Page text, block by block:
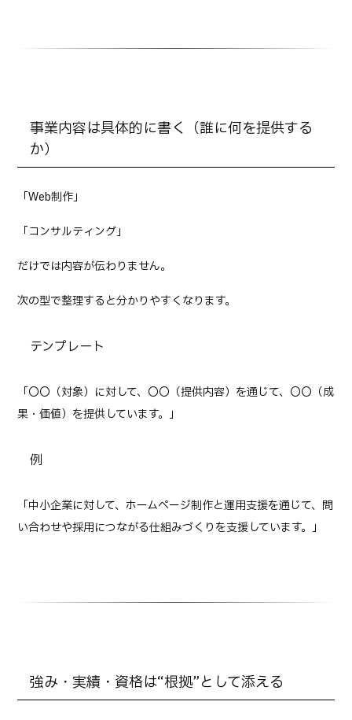
事業内容は具体的に書く（誰に何を提供する
か）
「Web制作」
「コンサルティング」
だけでは内容が伝わりません。
次の型で整理すると分かりやすくなります。
テンプレート
「〇〇（対象）に対して、〇〇（提供内容）を通じて、〇〇（成
果・価値）を提供しています。」
例
「中小企業に対して、ホームページ制作と運用支援を通じて、問
い合わせや採用につながる仕組みづくりを支援しています。」
強み・実績・資格は“根拠”として添える